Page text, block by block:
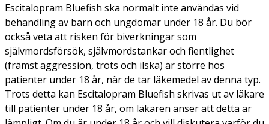
Escitalopram Bluefish ska normalt inte användas vid
behandling av barn och ungdomar under 18 år. Du bör
också veta att risken för biverkningar som
självmordsförsök, självmordstankar och fientlighet
(främst aggression, trots och ilska) är större hos
patienter under 18 år, när de tar läkemedel av denna typ.
Trots detta kan Escitalopram Bluefish skrivas ut av läkare
till patienter under 18 år, om läkaren anser att detta är